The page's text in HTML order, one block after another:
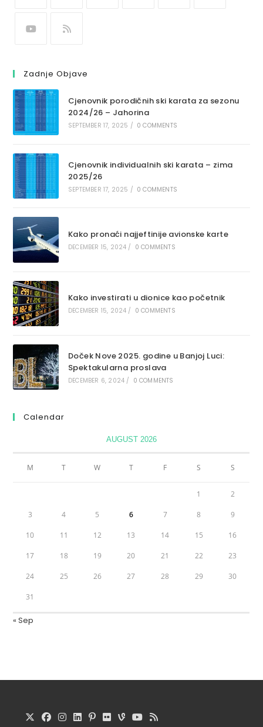
Zadnje Objave
Cjenovnik porodičnih ski karata za sezonu
2024/26 – Jahorina
SEPTEMBER 17, 2025 / 0 COMMENTS
Cjenovnik individualnih ski karata – zima
2025/26
SEPTEMBER 17, 2025 / 0 COMMENTS
Kako pronaći najjeftinije avionske karte
DECEMBER 15, 2024 / 0 COMMENTS
Kako investirati u dionice kao početnik
DECEMBER 15, 2024 / 0 COMMENTS
Doček Nove 2025. godine u Banjoj Luci:
Spektakularna proslava
DECEMBER 6, 2024 / 0 COMMENTS
Calendar
AUGUST 2026
M T W T F S S
1 2
3 4 5 6 7 8 9
10 11 12 13 14 15 16
17 18 19 20 21 22 23
24 25 26 27 28 29 30
31
« Sep